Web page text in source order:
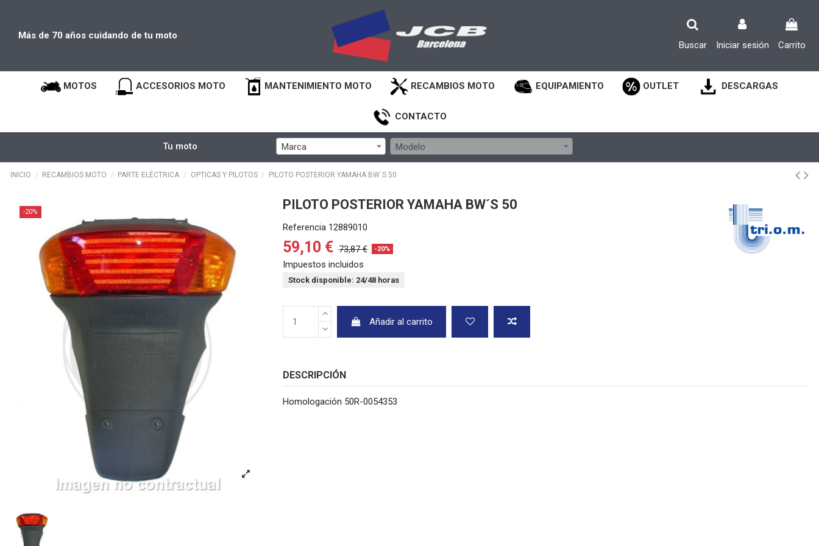
Más de 70 años cuidando de tu moto
Buscar
Iniciar sesión Carrito
MOTOS ACCESORIOS MOTO MANTENIMIENTO MOTO RECAMBIOS MOTO EQUIPAMIENTO OUTLET DESCARGAS
CONTACTO
Tu moto Marca Modelo
INICIO RECAMBIOS MOTO PARTE ELÉCTRICA OPTICAS Y PILOTOS PILOTO POSTERIOR YAMAHA BW´S 50
-20% PILOTO POSTERIOR YAMAHA BW´S 50
Referencia 12889010
59,10 € 73,87 € -20%
Impuestos incluidos
Stock disponible: 24/48 horas
Añadir al carrito
DESCRIPCIÓN
Homologación 50R-0054353